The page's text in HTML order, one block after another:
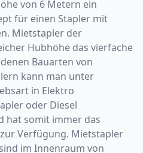
von 6 Metern ein
für einen Stapler mit
Mietstapler der
Hubhöhe das vierfache
Bauarten von
kann man unter
in Elektro
oder Diesel
hat somit immer das
Verfügung. Mietstapler
im Innenraum von